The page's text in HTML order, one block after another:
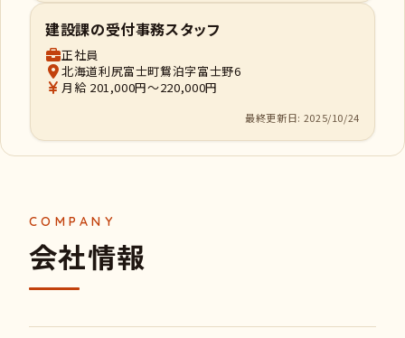
建設課の受付事務スタッフ
正社員
北海道利尻富士町鴛泊字富士野6
月給 201,000円～220,000円
最終更新日: 2025/10/24
会社情報